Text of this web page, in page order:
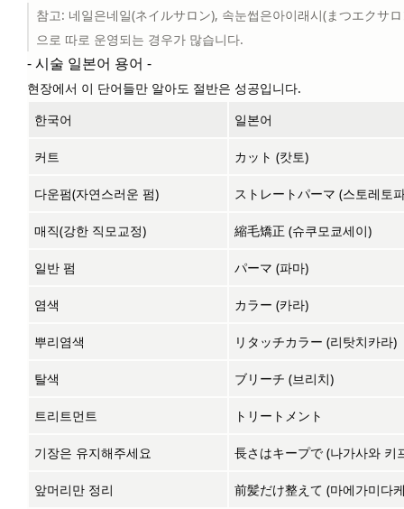
참고: 네일은네일(ネイルサロン), 속눈썹은아이래시(まつエクサ
으로 따로 운영되는 경우가 많습니다.
- 시술 일본어 용어 -
현장에서 이 단어들만 알아도 절반은 성공입니다.
한국어
일본어
커트 カット (캇토)
다운펌(자연스러운 펌) ストレートパーマ (스토레토
매직(강한 직모교정) 縮毛矯正 (슈쿠모쿄세이)
일반 펌 パーマ (파마)
염색 カラー (카라)
뿌리염색 リタッチカラー (리탓치카라)
탈색 ブリーチ (브리치)
트리트먼트 トリートメント
기장은 유지해주세요 長さはキープで (나가사와 키
앞머리만 정리 前髪だけ整えて (마에가미다